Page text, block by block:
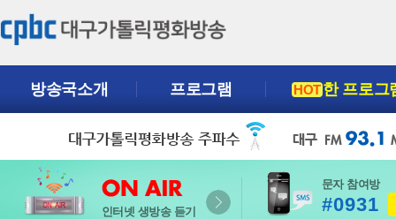
방송국소개 프로그램 HOT한 프로그
인터넷 생방송 듣기
문자 참여방
#0931